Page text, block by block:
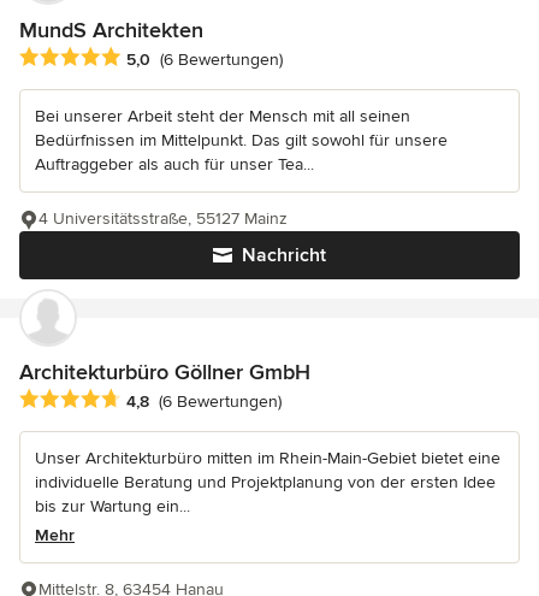
MundS Architekten
Durchschnittliche Bewertung: 5 von 5 Sternen
5,0 (6 Bewertungen)
Bei unserer Arbeit steht der Mensch mit all seinen
Bedürfnissen im Mittelpunkt. Das gilt sowohl für unsere
Auftraggeber als auch für unser Tea...
Nachricht
4 Universitätsstraße, 55127 Mainz
Architekturbüro Göllner GmbH
Durchschnittliche Bewertung: 4.8 von 5 Sternen
4,8 (6 Bewertungen)
Unser Architekturbüro mitten im Rhein-Main-Gebiet bietet eine
individuelle Beratung und Projektplanung von der ersten Idee
bis zur Wartung ein...
Mehr
Mittelstr. 8, 63454 Hanau